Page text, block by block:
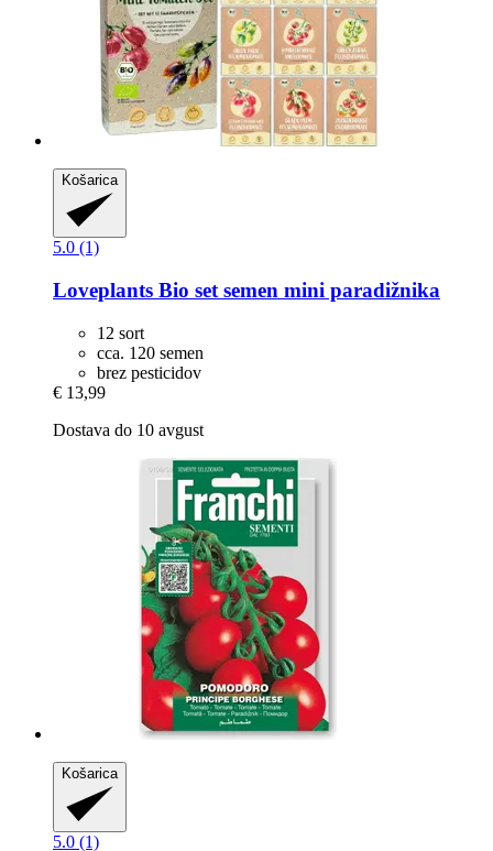
Košarica
5.0 (1)
Loveplants Bio set semen mini paradižnika
12 sort
cca. 120 semen
brez pesticidov
€ 13,99
Dostava do 10 avgust
Košarica
5.0 (1)